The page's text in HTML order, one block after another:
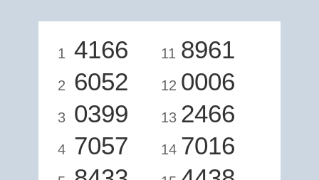
1 4166
2 6052
3 0399
4 7057
11 8961
12 0006
13 2466
14 7016